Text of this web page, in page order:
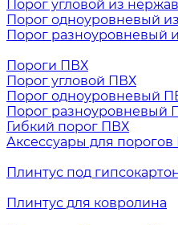
Порог угловой из
Порог одноуровневый
Порог разноуровневый
Пороги ПВХ
Порог угловой ПВХ
Порог одноуровневый
Порог разноуровневый
Гибкий порог ПВХ
Аксессуары для
Плинтус под
Плинтус для ковролина